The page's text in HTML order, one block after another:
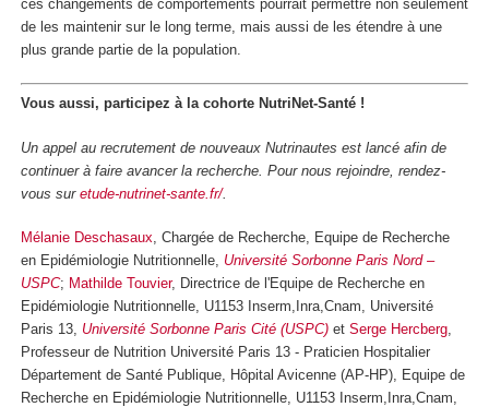
ces changements de comportements pourrait permettre non seulement
de les maintenir sur le long terme, mais aussi de les étendre à une
plus grande partie de la population.
Vous aussi, participez à la cohorte NutriNet-Santé !
Un appel au recrutement de nouveaux Nutrinautes est lancé afin de
continuer à faire avancer la recherche. Pour nous rejoindre, rendez-
vous sur etude-nutrinet-sante.fr/.
Mélanie Deschasaux, Chargée de Recherche, Equipe de Recherche
en Epidémiologie Nutritionnelle, Université Sorbonne Paris Nord –
USPC; Mathilde Touvier, Directrice de l'Equipe de Recherche en
Epidémiologie Nutritionnelle, U1153 Inserm,Inra,Cnam, Université
Paris 13, Université Sorbonne Paris Cité (USPC) et Serge Hercberg,
Professeur de Nutrition Université Paris 13 - Praticien Hospitalier
Département de Santé Publique, Hôpital Avicenne (AP-HP), Equipe de
Recherche en Epidémiologie Nutritionnelle, U1153 Inserm,Inra,Cnam,